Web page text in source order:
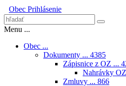
Obec Prihlásenie
Menu ...
Obec ...
Dokumenty ... 4385
Zápisnice z OZ ...
Nahrávky
Zmluvy ... 866